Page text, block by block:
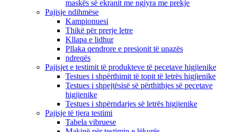
maskës së ekranit me ngjyra me prekje
Pajisje ndihmëse
Kampionuesi
Thikë për prerje letre
Kllapa e lidhur
Pllaka qendrore e presionit të unazës
ndreqës
Pajisjet e testimit të produkteve të pecetave higjienike
Testues i shpërthimit të topit të letrës higjienike
Testues i shpejtësisë së përthithjes së pecetave
higjienike
Testues i shpërndarjes së letrës higjienike
Pajisje të tjera testimi
Tabela vibruese